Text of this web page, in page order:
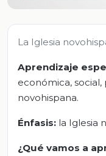
La Iglesia
Aprendizaje
económica,
novohispana.
Énfasis: la Iglesia
¿Qué vamos a